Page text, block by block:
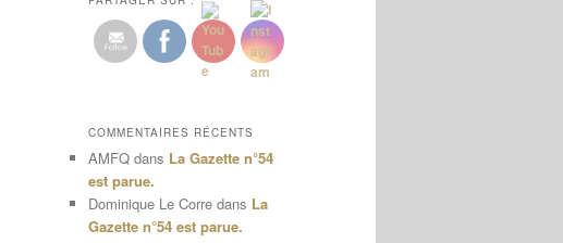
COMMENTAIRES RÉCENTS
AMFQ dans La Gazette n°54
est parue.
Dominique Le Corre dans La
Gazette n°54 est parue.